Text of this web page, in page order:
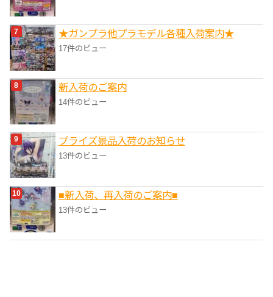
★ガンプラ他プラモデル各種入荷案内★
17件のビュー
新入荷のご案内
14件のビュー
プライズ景品入荷のお知らせ
13件のビュー
■新入荷、再入荷のご案内■
13件のビュー